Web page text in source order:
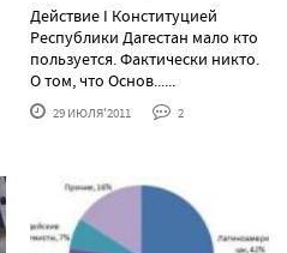
Действие I Конституцией
Республики Дагестан мало кто
пользуется. Фактически никто.
О том, что Основ......
29 ИЮЛЯ'2011 2